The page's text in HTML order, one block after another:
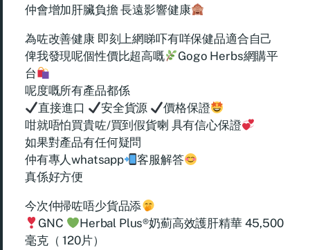
仲會增加肝臟負擔 長遠影響健康
為咗改善健康 即刻上網睇吓有咩保健品適合自己
俾我發現呢個性價比超高嘅
Gogo Herbs網購平
台
呢度嘅所有產品都係
直接進口
安全貨源
價格保證
咁就唔怕買貴咗/買到假貨喇 具有信心保證
如果對產品有任何疑問
仲有專人whatsapp
客服解答
真係好方便
今次仲掃咗唔少貨品添
GNC
Herbal Plus®奶薊高效護肝精華 45,500
毫克（ 120片）